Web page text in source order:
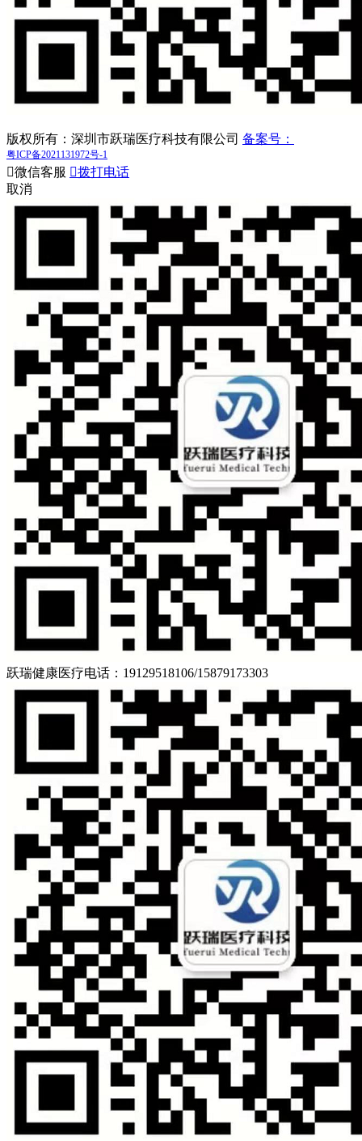
版权所有：深圳市跃瑞医疗科技有限公司 备案号：
粤ICP备2021131972号-1
微信客服 拨打电话
取消
跃瑞健康医疗电话：19129518106/15879173303